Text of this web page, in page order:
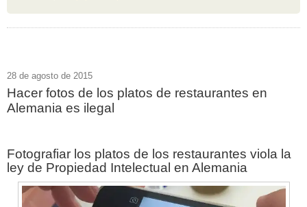
28 de agosto de 2015
Hacer fotos de los platos de restaurantes en
Alemania es ilegal
Fotografiar los platos de los restaurantes viola la
ley de Propiedad Intelectual en Alemania